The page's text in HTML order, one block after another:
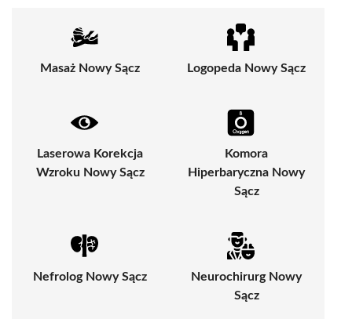
Masaż Nowy Sącz Logopeda Nowy Sącz
Laserowa Korekcja
Wzroku Nowy Sącz
Komora
Hiperbaryczna Nowy
Sącz
Nefrolog Nowy Sącz
Neurochirurg Nowy
Sącz